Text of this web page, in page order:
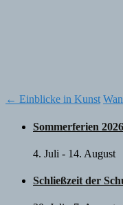
Post
navigation
← Einblicke in Kunst
Sommerferien 2026
4. Juli - 14. August
Schließzeit der